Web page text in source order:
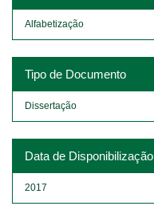
Alfabetização
Tipo de Documento
Dissertação
Data de Disponibilização
2017